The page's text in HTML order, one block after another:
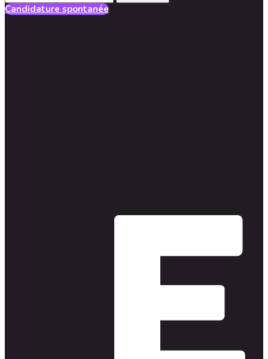
Candidature spontanée